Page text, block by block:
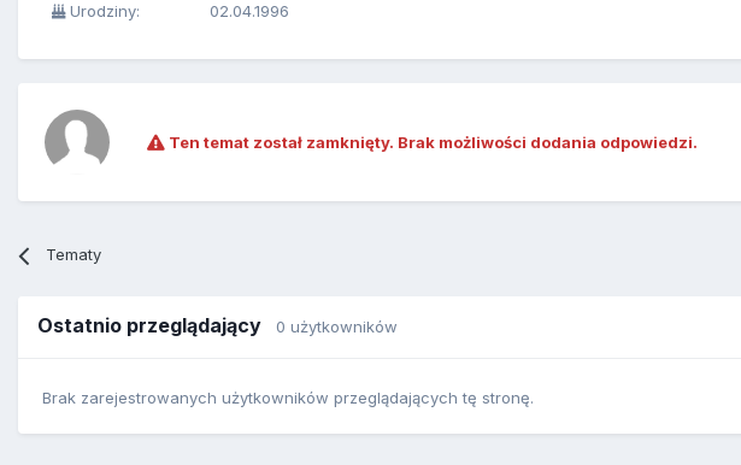
Urodziny:
02.04.1996
Ten temat został zamknięty. Brak możliwości dodania odpowiedzi.
Tematy
Ostatnio przeglądający 0 użytkowników
Brak zarejestrowanych użytkowników przeglądających tę stronę.